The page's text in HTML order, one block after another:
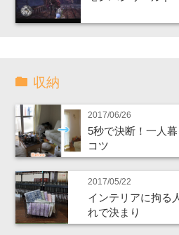
収納
2017/06/26
5秒で決断！一人
コツ
2017/05/22
インテリアに拘る
れで決まり